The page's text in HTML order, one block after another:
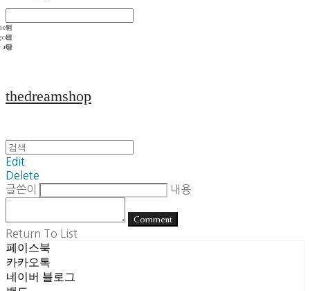
thedreamshop
Edit
Delete
글쓴이
내용
Comment
Return To List
페이스북
카카오톡
네이버 블로그